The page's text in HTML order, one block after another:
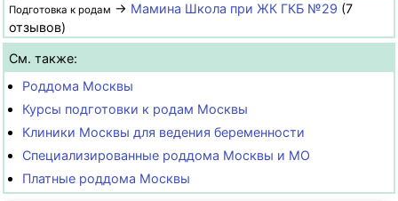
Подготовка к родам → Мамина Школа при ЖК ГКБ №29 (7
отзывов)
См. также:
Роддома Москвы
Курсы подготовки к родам Москвы
Клиники Москвы для ведения беременности
Специализированные роддома Москвы и МО
Платные роддома Москвы